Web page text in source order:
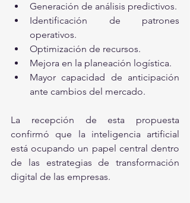
Generación de análisis predictivos.
Identificación de patrones
operativos.
Optimización de recursos.
Mejora en la planeación logística.
Mayor capacidad de anticipación
ante cambios del mercado.
La recepción de esta propuesta
confirmó que la inteligencia artificial
está ocupando un papel central dentro
de las estrategias de transformación
digital de las empresas.